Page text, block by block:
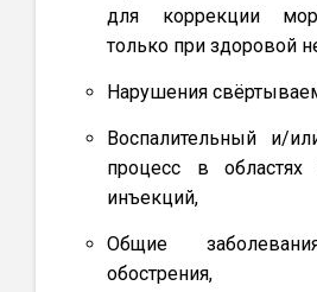
для коррекции
только при здоровой
Нарушения
Воспалительный и/
процесс в областях
инъекций,
Общие
обострения,